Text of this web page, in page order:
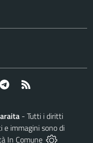
Telegram
- Tutti i diritti
immagini sono di
In Comune